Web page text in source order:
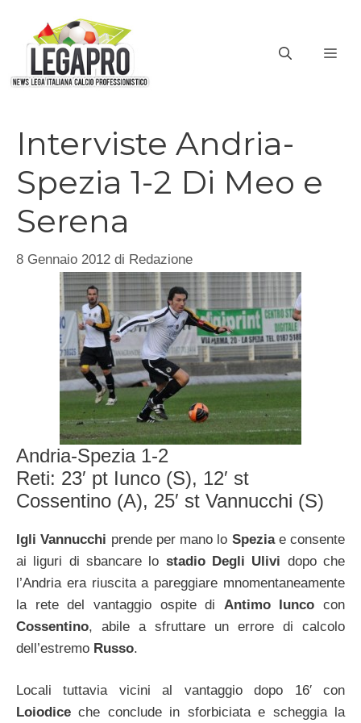
contenuto
Interviste Andria-
Spezia 1-2 Di Meo e
Serena
8 Gennaio 2012 di Redazione
Andria-Spezia 1-2
Reti: 23′ pt Iunco (S), 12′ st
Cossentino (A), 25′ st Vannucchi (S)
Igli Vannucchi prende per mano lo Speziae consente
ai liguri di sbancare lo stadio Degli Ulivi dopo che
l’Andria era riuscita a pareggiare mnomentaneamente
la rete del vantaggio ospite di Antimo Iunco con
Cossentino, abile a sfruttare un errore di calcolo
dell’estremo Russo.
Locali tuttavia vicini al vantaggio dopo 16′ con
Loiodice che conclude in sforbiciata e scheggia la